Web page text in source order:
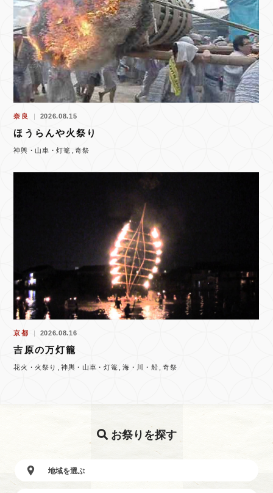
奈良 2026.08.15
ほうらんや火祭り
神輿・山車・灯篭 奇祭
京都 2026.08.16
吉原の万灯籠
花火・火祭り 神輿・山車・灯篭 海・川・船 奇祭
お祭りを探す